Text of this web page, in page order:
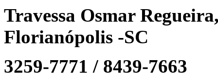
Travessa Osmar
Florianópolis -SC
3259-7771 / 8439-7663